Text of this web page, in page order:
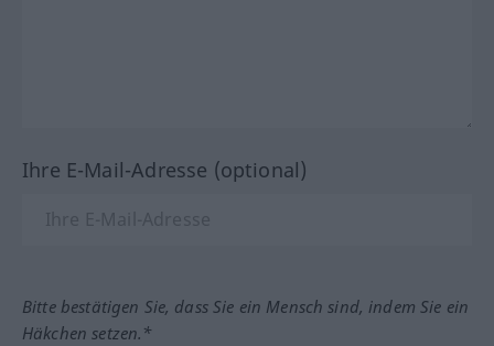
Ihre E-Mail-Adresse (optional)
Bitte bestätigen Sie, dass Sie ein Mensch sind, indem Sie ein
Häkchen setzen.*